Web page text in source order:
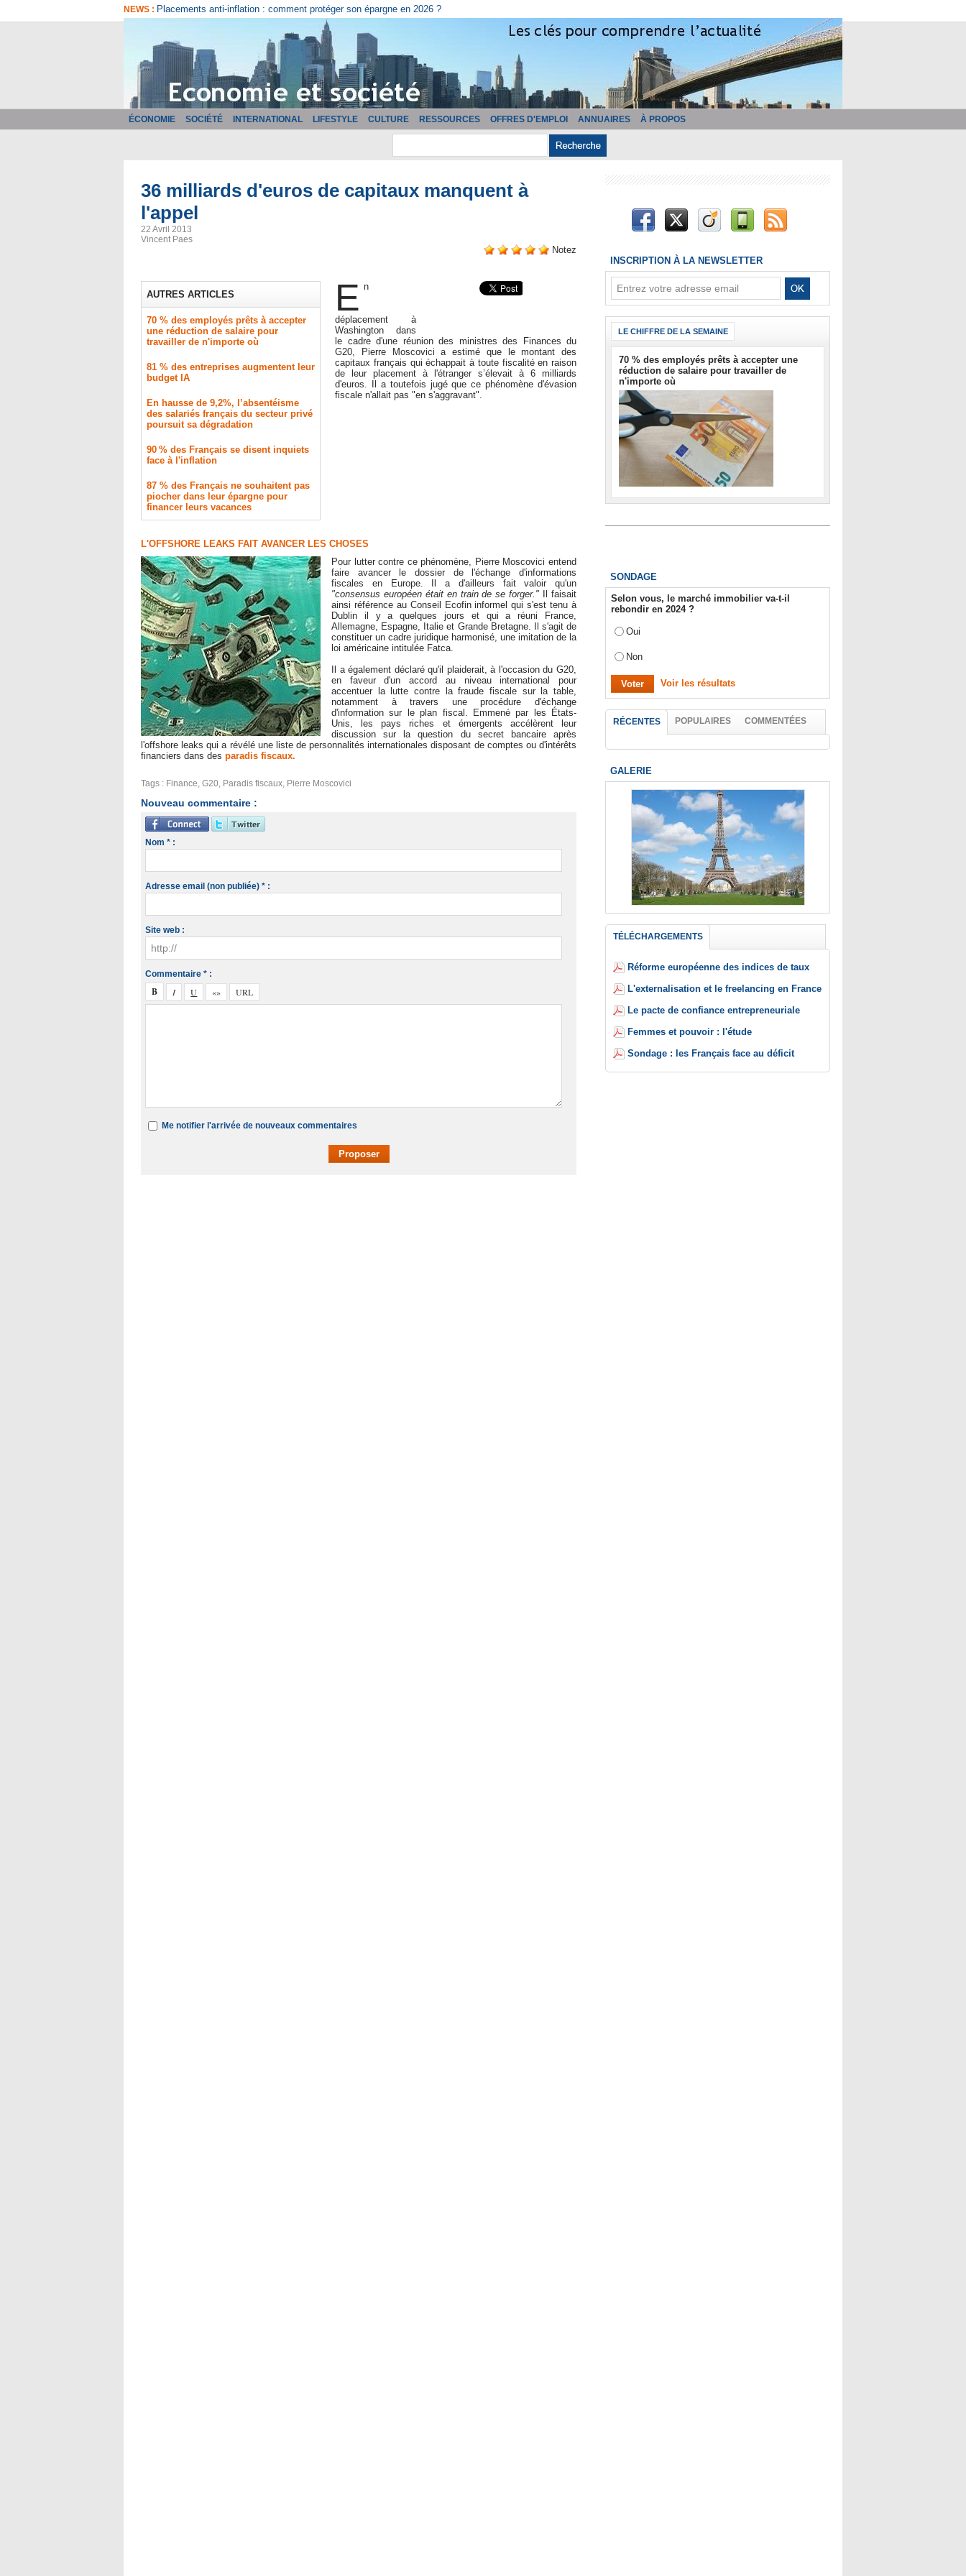
NEWS : Comment bien choisir son logiciel de facturation ?
ÉCONOMIE SOCIÉTÉ INTERNATIONAL LIFESTYLE CULTURE RESSOURCES OFFRES D'EMPLOI ANNUAIRES À PROPOS
36 milliards d'euros de capitaux manquent à
l'appel
22 Avril 2013
Vincent Paes
Notez
AUTRES ARTICLES
70 % des employés prêts à accepter
une réduction de salaire pour
travailler de n'importe où
81 % des entreprises augmentent leur
budget IA
En hausse de 9,2%, l’absentéisme
des salariés français du secteur privé
poursuit sa dégradation
90 % des Français se disent inquiets
face à l'inflation
87 % des Français ne souhaitent pas
piocher dans leur épargne pour
financer leurs vacances
E n
déplacement à
Washington dans
le cadre d'une réunion des ministres des Finances du
G20, Pierre Moscovici a estimé que le montant des
capitaux français qui échappait à toute fiscalité en raison
de leur placement à l'étranger s’élevait à 6 milliards
d'euros. Il a toutefois jugé que ce phénomène d'évasion
fiscale n'allait pas "en s'aggravant".
L'OFFSHORE LEAKS FAIT AVANCER LES CHOSES
Pour lutter contre ce phénomène, Pierre Moscovici entend
faire avancer le dossier de l'échange d'informations
fiscales en Europe. Il a d'ailleurs fait valoir qu'un
"consensus européen était en train de se forger." Il faisait
ainsi référence au Conseil Ecofin informel qui s'est tenu à
Dublin il y a quelques jours et qui a réuni France,
Allemagne, Espagne, Italie et Grande Bretagne. Il s'agit de
constituer un cadre juridique harmonisé, une imitation de la
loi américaine intitulée Fatca.
Il a également déclaré qu'il plaiderait, à l'occasion du G20,
en faveur d'un accord au niveau international pour
accentuer la lutte contre la fraude fiscale sur la table,
notamment à travers une procédure d'échange
d'information sur le plan fiscal. Emmené par les États-
Unis, les pays riches et émergents accélèrent leur
discussion sur la question du secret bancaire après
l'offshore leaks qui a révélé une liste de personnalités internationales disposant de comptes ou d'intérêts
financiers dans des paradis fiscaux.
Tags : Finance, G20, Paradis fiscaux, Pierre Moscovici
Nouveau commentaire :
Nom * :
Adresse email (non publiée) * :
Site web :
Commentaire * :
Me notifier l'arrivée de nouveaux commentaires
INSCRIPTION À LA NEWSLETTER
LE CHIFFRE DE LA SEMAINE
70 % des employés prêts à accepter une
réduction de salaire pour travailler de
n'importe où
SONDAGE
Selon vous, le marché immobilier va-t-il
rebondir en 2024 ?
Oui
Non
Voir les résultats
RÉCENTES POPULAIRES COMMENTÉES
GALERIE
TÉLÉCHARGEMENTS
Réforme européenne des indices de taux
L'externalisation et le freelancing en France
Le pacte de confiance entrepreneuriale
Femmes et pouvoir : l'étude
Sondage : les Français face au déficit